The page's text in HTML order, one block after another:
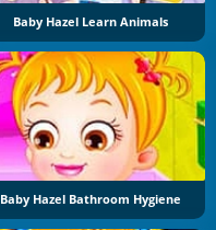
Baby Hazel Learn Animals
Baby Hazel Bathroom Hygiene